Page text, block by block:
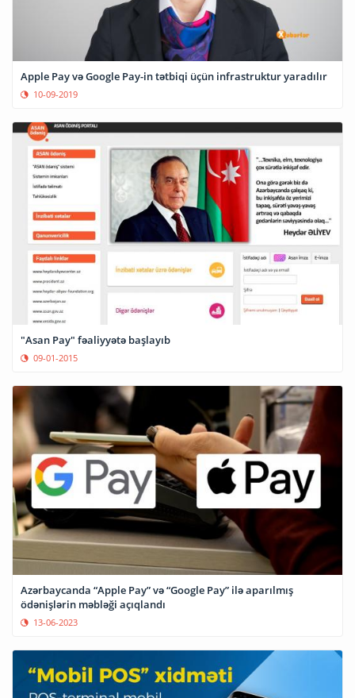
Apple Pay və Google Pay-in tətbiqi üçün infrastruktur yaradılır
10-09-2019
"Asan Pay" fəaliyyətə başlayıb
09-01-2015
Azərbaycanda “Apple Pay” və “Google Pay” ilə aparılmış
ödənişlərin məbləği açıqlandı
13-06-2023